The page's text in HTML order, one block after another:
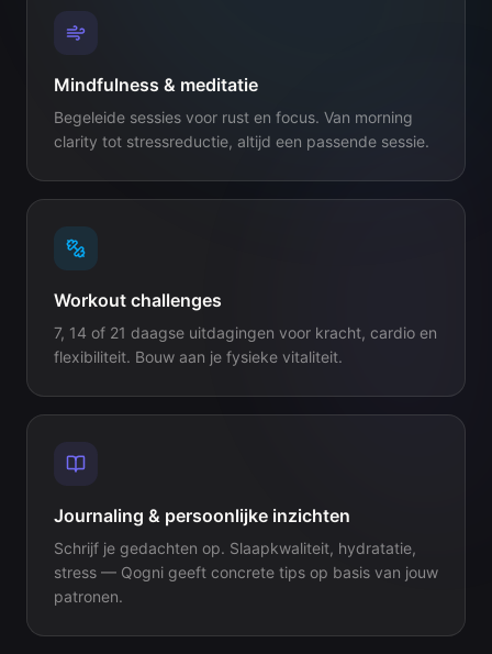
Mindfulness & meditatie
Begeleide sessies voor rust en focus. Van morning
clarity tot stressreductie, altijd een passende sessie.
Workout challenges
7, 14 of 21 daagse uitdagingen voor kracht, cardio en
flexibiliteit. Bouw aan je fysieke vitaliteit.
Journaling & persoonlijke inzichten
Schrijf je gedachten op. Slaapkwaliteit, hydratatie,
stress — Qogni geeft concrete tips op basis van jouw
patronen.